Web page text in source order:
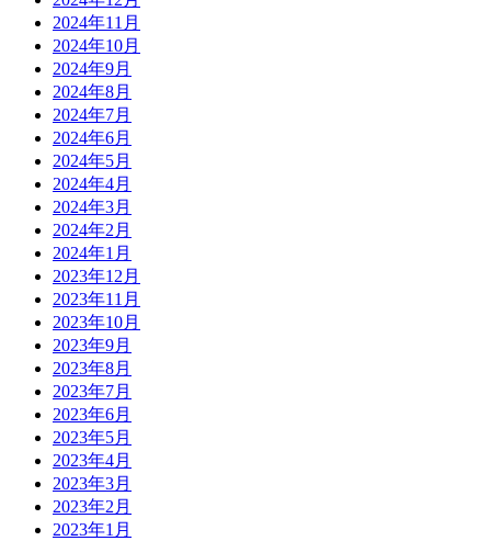
2024年11月
2024年10月
2024年9月
2024年8月
2024年7月
2024年6月
2024年5月
2024年4月
2024年3月
2024年2月
2024年1月
2023年12月
2023年11月
2023年10月
2023年9月
2023年8月
2023年7月
2023年6月
2023年5月
2023年4月
2023年3月
2023年2月
2023年1月